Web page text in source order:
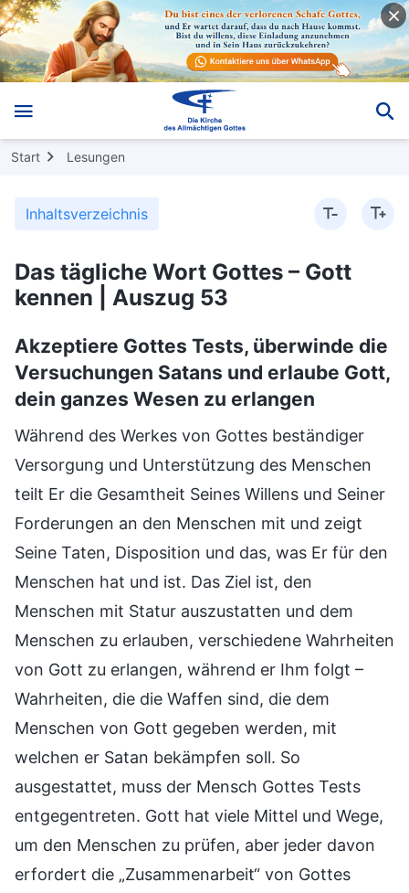
Start Lesungen
Inhaltsverzeichnis
Das tägliche Wort Gottes – Gott
kennen | Auszug 53
Akzeptiere Gottes Tests, überwinde die
Versuchungen Satans und erlaube Gott,
dein ganzes Wesen zu erlangen
Während des Werkes von Gottes beständiger
Versorgung und Unterstützung des Menschen
teilt Er die Gesamtheit Seines Willens und Seiner
Forderungen an den Menschen mit und zeigt
Seine Taten, Disposition und das, was Er für den
Menschen hat und ist. Das Ziel ist, den
Menschen mit Statur auszustatten und dem
Menschen zu erlauben, verschiedene Wahrheiten
von Gott zu erlangen, während er Ihm folgt –
Wahrheiten, die die Waffen sind, die dem
Menschen von Gott gegeben werden, mit
welchen er Satan bekämpfen soll. So
ausgestattet, muss der Mensch Gottes Tests
entgegentreten. Gott hat viele Mittel und Wege,
um den Menschen zu prüfen, aber jeder davon
erfordert die „Zusammenarbeit“ von Gottes